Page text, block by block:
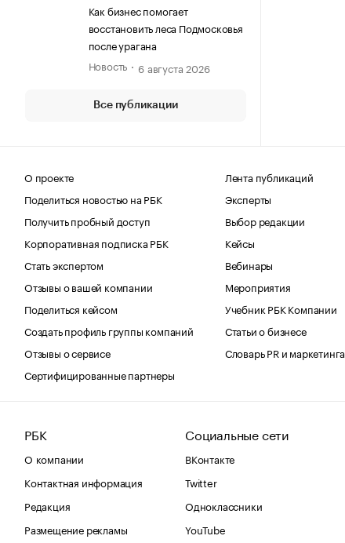
Как бизнес помогает
восстановить леса Подмосковья
после урагана
Новость
6 августа 2026
Все публикации
О проекте
Поделиться новостью на РБК
Получить пробный доступ
Корпоративная подписка РБК
Стать экспертом
Отзывы о вашей компании
Поделиться кейсом
Создать профиль группы компаний
Отзывы о сервисе
Сертифицированные партнеры
Лента публикаций
Эксперты
Выбор редакции
Кейсы
Вебинары
Мероприятия
Учебник РБК Компании
Статьи о бизнесе
Словарь PR и маркетинга
РБК
О компании
Контактная информация
Редакция
Размещение рекламы
Социальные сети
ВКонтакте
Twitter
Одноклассники
YouTube